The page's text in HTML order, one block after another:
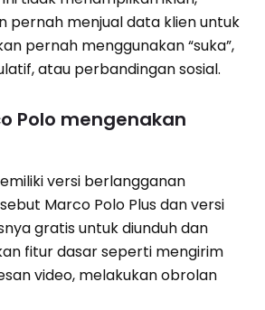
pernah menjual data klien untuk
pernah menggunakan “suka”,
atau perbandingan sosial.
Polo mengenakan
versi berlangganan
Marco Polo Plus dan versi
gratis untuk diunduh dan
fitur dasar seperti mengirim
video, melakukan obrolan